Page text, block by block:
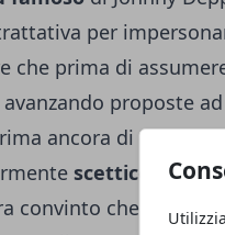
per
che prima di
avanzando proposte
ancora di
scettico
convinto che il film